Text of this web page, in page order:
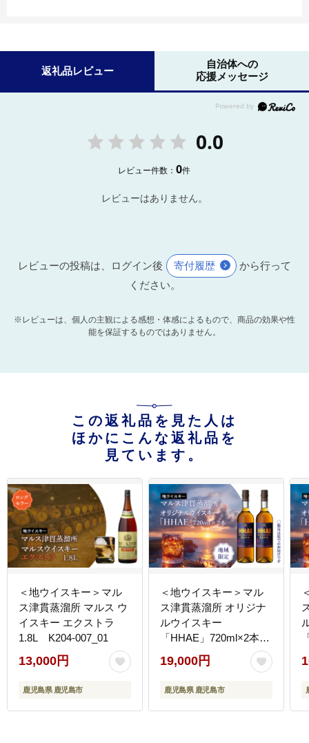
返礼品レビュー
自治体への
応援メッセージ
0.0
レビュー件数：0件
レビューはありません。
レビューの投稿は、ログイン後 寄付履歴
から行って
ください。
※レビューは、個人の主観による感想・体感によるもので、商品の効果や性
能を保証するものではありません。
この返礼品を見た人は
ほかにこんな返礼品を
見ています。
＜地ウイスキー＞マル
ス津貫蒸溜所 マルス ウ
イスキー エクストラ
1.8L K204-007_01
13,000円
鹿児島県 鹿児島市
＜地ウイスキー＞マル
ス津貫蒸溜所 オリジナ
ルウイスキー
「HHAE」720ml×2本
K204-006_02
19,000円
鹿児島県 鹿児島市